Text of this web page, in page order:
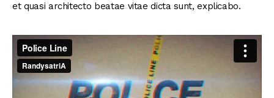
et quasi architecto beatae vitae dicta sunt, explicabo.